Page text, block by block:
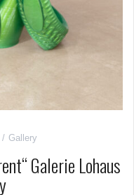
Gallery
Galerie Lohaus